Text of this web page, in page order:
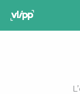
principal